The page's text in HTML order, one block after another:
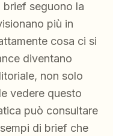
brief seguono la
più in
cosa ci si
diventano
non solo
vedere questo
può consultare
di brief che